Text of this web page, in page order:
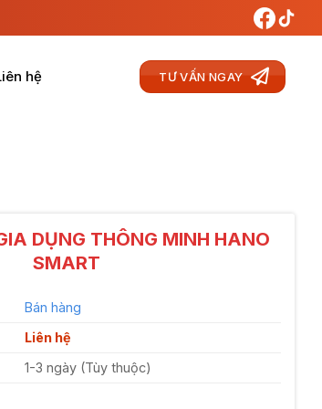
hệ TƯ VẤN NGAY
DỤNG THÔNG MINH HANO
SMART
Bán hàng
Liên hệ
1-3 ngày (Tùy thuộc)